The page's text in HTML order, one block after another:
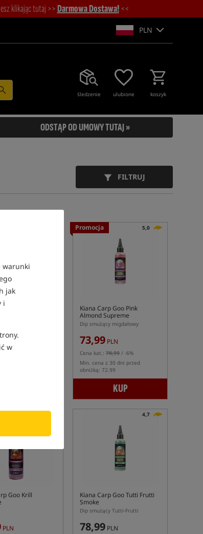
warunki
jak
i
w
klikając tutaj >>Darmowa Dostawa! <<
PLN
śledzenie ulubione koszyk
ODSTĄP OD UMOWY TUTAJ »
FILTRUJ
Goo Corn Twist
Promocja 5,0
Kiana Carp Goo Pink
Almond Supreme
Dip smużący migdałowy
73,99 PLN
Cena kat.: 78,99 / -6%
Min. cena z 30 dni przed
obniżką: 72.99
KUP
Goo Krill
PLN
4,7
Kiana Carp Goo Tutti Frutti
Smoke
Dip smużący Tutti-Frutti
78,99 PLN